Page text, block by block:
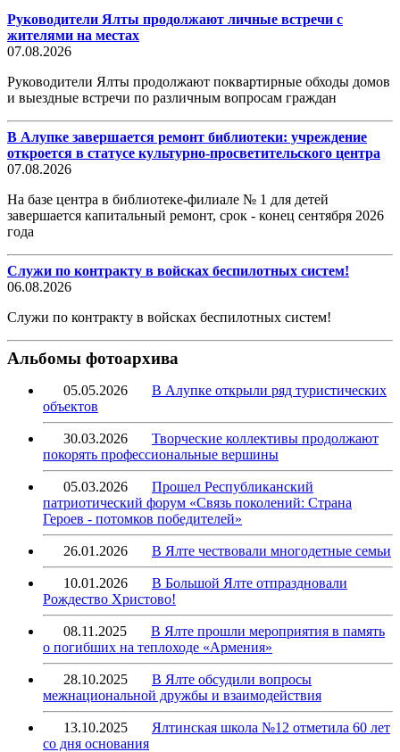
Руководители Ялты продолжают личные встречи с
жителями на местах
07.08.2026
Руководители Ялты продолжают поквартирные обходы домов
и выездные встречи по различным вопросам граждан
В Алупке завершается ремонт библиотеки: учреждение
откроется в статусе культурно-просветительского центра
07.08.2026
На базе центра в библиотеке-филиале № 1 для детей
завершается капитальный ремонт, срок - конец сентября 2026
года
Служи по контракту в войсках беспилотных систем!
06.08.2026
Служи по контракту в войсках беспилотных систем!
Альбомы фотоархива
05.05.2026
В Алупке открыли ряд туристических
объектов
30.03.2026
Творческие коллективы продолжают
покорять профессиональные вершины
05.03.2026
Прошел Республиканский
патриотический форум «Связь поколений: Страна
Героев - потомков победителей»
26.01.2026 В Ялте чествовали многодетные семьи
10.01.2026
В Большой Ялте отпраздновали
Рождество Христово!
08.11.2025
В Ялте прошли мероприятия в память
о погибших на теплоходе «Армения»
28.10.2025
В Ялте обсудили вопросы
межнациональной дружбы и взаимодействия
13.10.2025
Ялтинская школа №12 отметила 60 лет
со дня основания